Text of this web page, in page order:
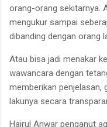
orang-orang sekitarnya.
mengukur sampai
dibanding dengan orang
Atau bisa jadi menakar
wawancara dengan
memberikan penjelasan,
lakunya secara
Hairul Anwar penganut